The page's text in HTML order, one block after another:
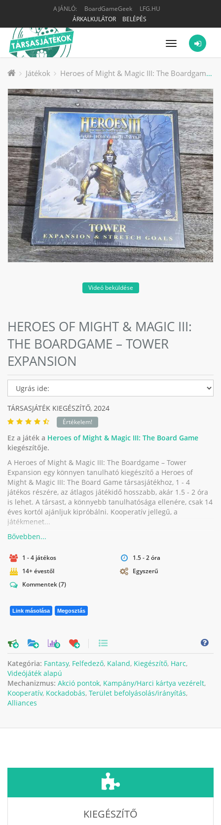
AJÁNLÓ: BoardGameGeek
LFG.HU
ÁRKALKULÁTOR
BELÉPÉS
Menü
Játékok Heroes of Might & Magic III: The Boardgame – Tower Expansion
Videó beküldése
HEROES OF MIGHT & MAGIC III:
THE BOARDGAME – TOWER
EXPANSION
TÁRSASJÁTÉK KIEGÉSZÍTŐ, 2024
Értékelem!
Ez a játék a Heroes of Might & Magic III: The Board Game
kiegészítője.
A Heroes of Might & Magic III: The Boardgame – Tower
Expansion egy könnyen tanulható kiegészítő a Heroes of
Might & Magic III: The Board Game társasjátékhoz, 1 - 4
játékos részére, az átlagos játékidő hosszabb, akár 1.5 - 2 óra
is lehet. A társast, a könnyebb tanulhatósága ellenére, csak 14
éves kortól ajánljuk kipróbálni. Kooperatív jellegű, a
játékmenet...
1 - 4 játékos
1.5 - 2 óra
14+ évestől
Egyszerű
Kommentek(7)
Link másolása Megosztás
0
Kategória: Fantasy, Felfedező, Kaland, Kiegészítő, Harc,
Videójáték alapú
Mechanizmus: Akció pontok, Kampány/Harci kártya vezérelt,
Kooperatív, Kockadobás, Terület befolyásolás/irányítás,
Alliances
KIEGÉSZÍTŐ